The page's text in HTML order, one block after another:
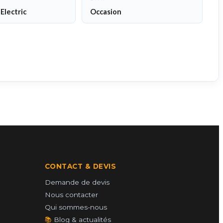
Occasion
CONTACT & DEVIS
Demande de devis
Nous contacter
Qui sommes-nous
📚 Blog & actualités